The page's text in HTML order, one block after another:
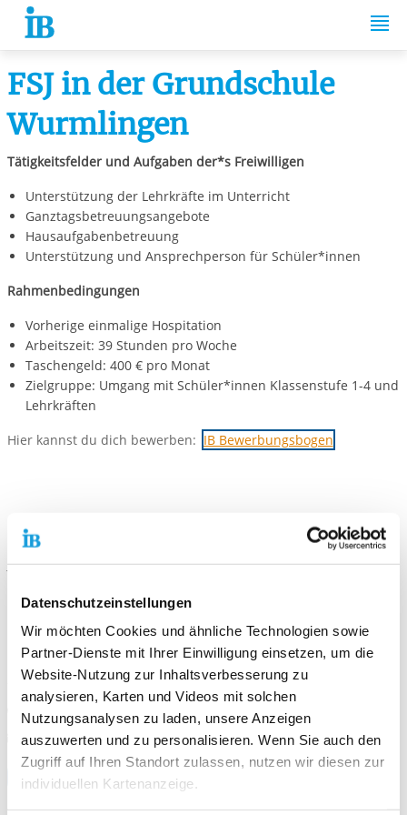
Datenschutzeinstellungen
Wir möchten Cookies und ähnliche Technologien sowie
Partner-Dienste mit Ihrer Einwilligung einsetzen, um die
Website-Nutzung zur Inhaltsverbesserung zu
analysieren, Karten und Videos mit solchen
Nutzungsanalysen zu laden, unsere Anzeigen
auszuwerten und zu personalisieren. Wenn Sie auch den
Zugriff auf Ihren Standort zulassen, nutzen wir diesen zur
individuellen Kartenanzeige.
Springe zum Inhalt
FSJ in der Grundschule
Wurmlingen
Tätigkeitsfelder und Aufgaben der*s Freiwilligen
Unterstützung der Lehrkräfte im Unterricht
Ganztagsbetreuungsangebote
Hausaufgabenbetreuung
Unterstützung und Ansprechperson für Schüler*innen
Rahmenbedingungen
Vorherige einmalige Hospitation
Arbeitszeit: 39 Stunden pro Woche
Taschengeld: 400 € pro Monat
Zielgruppe: Umgang mit Schüler*innen Klassenstufe 1-4 und
Lehrkräften
Hier kannst du dich bewerben: IB Bewerbungsbogen
Kontaktiere uns!
E-Mail schreiben
Freiwilligendienste Tübingen
Frondsbergstr. 55
72070 Tübingen
Telefonnummer
07071 559019
E-Mail an Freiwilligendienste Tübingen
E-Mail schreiben
Zum Standort